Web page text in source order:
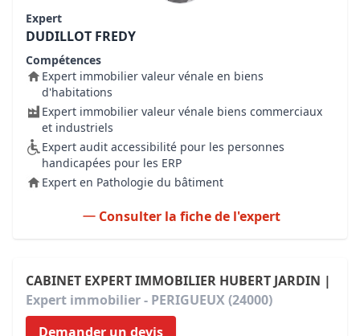
Expert
DUDILLOT FREDY
Compétences
Expert immobilier valeur vénale en biens
d'habitations
Expert immobilier valeur vénale biens commerciaux
et industriels
Expert audit accessibilité pour les personnes
handicapées pour les ERP
Expert en Pathologie du bâtiment
Consulter la fiche de l'expert
CABINET EXPERT IMMOBILIER HUBERT JARDIN |
Expert immobilier - PERIGUEUX (24000)
Demander un devis